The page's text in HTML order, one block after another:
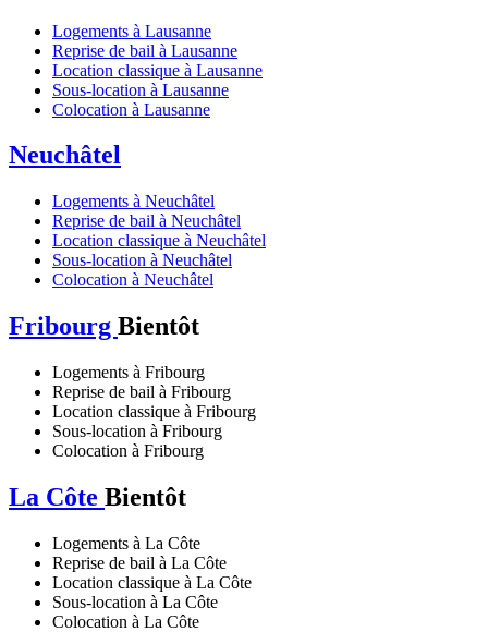
Logements à Lausanne
Reprise de bail à Lausanne
Location classique à Lausanne
Sous-location à Lausanne
Colocation à Lausanne
Neuchâtel
Logements à Neuchâtel
Reprise de bail à Neuchâtel
Location classique à Neuchâtel
Sous-location à Neuchâtel
Colocation à Neuchâtel
Fribourg Bientôt
Logements à Fribourg
Reprise de bail à Fribourg
Location classique à Fribourg
Sous-location à Fribourg
Colocation à Fribourg
La Côte Bientôt
Logements à La Côte
Reprise de bail à La Côte
Location classique à La Côte
Sous-location à La Côte
Colocation à La Côte